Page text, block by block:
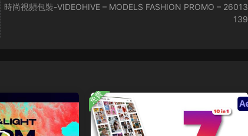
時尚視頻包裝-VIDEOHIVE – MODELS FASHION PROMO – 26013
139
免費